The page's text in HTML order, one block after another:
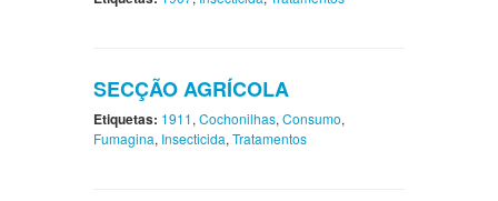
SECÇÃO AGRÍCOLA
Etiquetas: 1911, Cochonilhas, Consumo,
Fumagina, Insecticida, Tratamentos